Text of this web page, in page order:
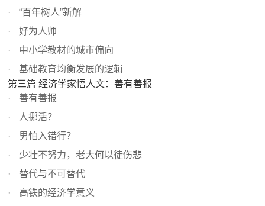
“百年树人”新解
好为人师
中小学教材的城市偏向
基础教育均衡发展的逻辑
第三篇 经济学家悟人文：善有善报
善有善报
人挪活？
男怕入错行？
少壮不努力，老大何以徒伤悲
替代与不可替代
高铁的经济学意义